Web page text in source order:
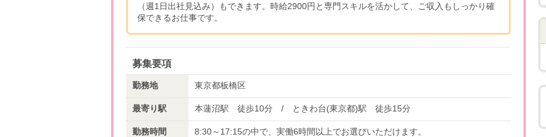
（週1日出社見込み）もできます。時給2900円と専門スキルを活かして、ご収入もしっかり確
保できるお仕事です。
募集要項
勤務地 東京都板橋区
最寄り駅 本蓮沼駅 徒歩10分 / ときわ台(東京都)駅 徒歩15分
勤務時間
8:30～17:15の中で、実働6時間以上でお選びいただけます。